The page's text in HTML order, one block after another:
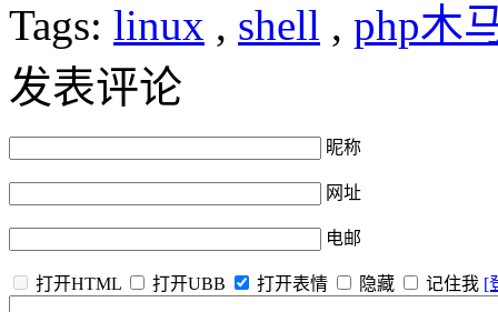
Tags: linux , shell , php木
发表评论
昵称
网址
电邮
打开HTML 打开UBB 打开表情 隐藏 记住我 [